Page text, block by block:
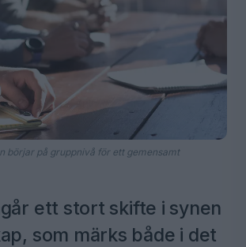
börjar på gruppnivå för ett gemensamt
ett stort skifte i synen
som märks både i det